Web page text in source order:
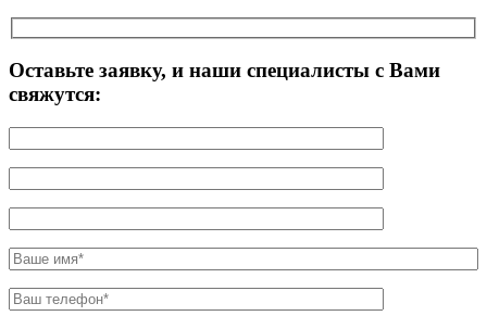
Оставьте заявку, и наши специалисты с Вами
свяжутся: